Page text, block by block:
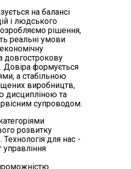
на балансі
і людського
рішення,
реальні умови
довгострокову
Довіра формується
а стабільною
виробництв,
дисципліною та
супроводом.
розвитку
Технологія для нас -
управління